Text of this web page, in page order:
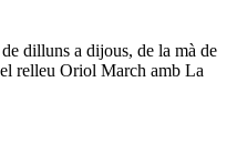
dilluns a dijous, de la mà de
relleu Oriol March amb La